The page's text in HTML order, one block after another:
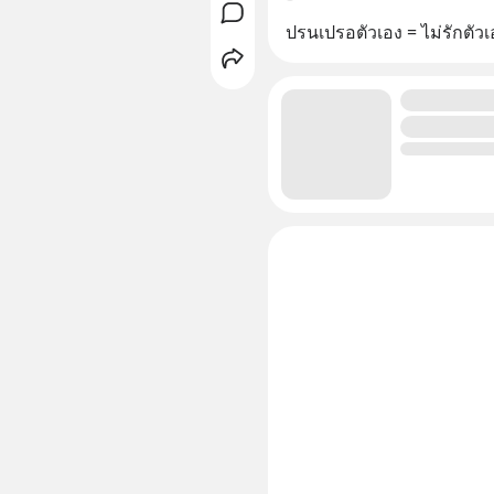
ปรนเปรอตัวเอง = ไม่รักตัวเ